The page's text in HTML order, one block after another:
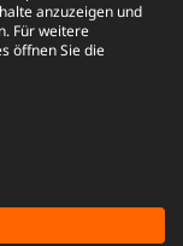
€
anzuzeigen und
Für weitere
öffnen Sie die